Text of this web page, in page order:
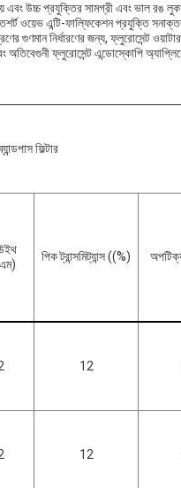
এবং উচ্চ প্রযুক্তির সামগ্রী এবং ভাল রঙ
ওয়েভ এন্টি-ফাল্ফিকেশন প্রযুক্তি
গুণমান নির্ধারণের জন্য, ফ্লুরোসেন্ট
ফ্লুরোসেন্ট এন্ডোস্কোপি
ফিল্টার
পিক ট্রান্সমিট্যান্স ((%)
12
12